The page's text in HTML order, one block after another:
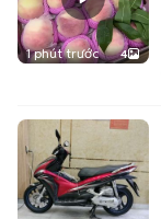
1 phút trước 4